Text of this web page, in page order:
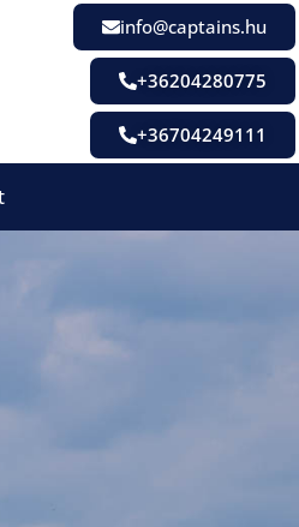
info@captains.hu
+36204280775
+36704249111